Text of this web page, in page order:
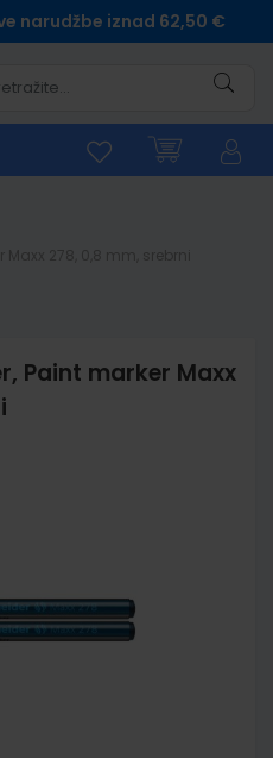
narudžbe iznad 62,50 €
Paint marker Maxx